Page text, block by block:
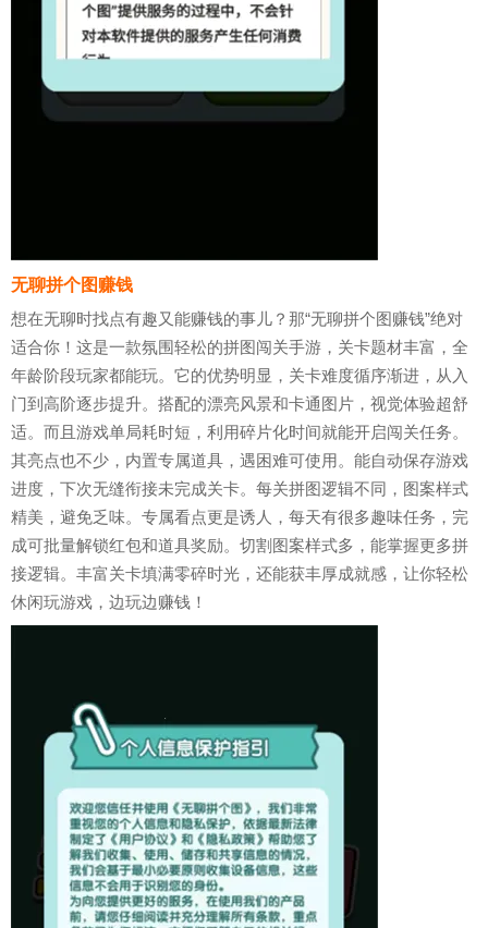
无聊拼个图赚钱
想在无聊时找点有趣又能赚钱的事儿？那“无聊拼个图赚钱”绝对
适合你！这是一款氛围轻松的拼图闯关手游，关卡题材丰富，全
年龄阶段玩家都能玩。它的优势明显，关卡难度循序渐进，从入
门到高阶逐步提升。搭配的漂亮风景和卡通图片，视觉体验超舒
适。而且游戏单局耗时短，利用碎片化时间就能开启闯关任务。
其亮点也不少，内置专属道具，遇困难可使用。能自动保存游戏
进度，下次无缝衔接未完成关卡。每关拼图逻辑不同，图案样式
精美，避免乏味。专属看点更是诱人，每天有很多趣味任务，完
成可批量解锁红包和道具奖励。切割图案样式多，能掌握更多拼
接逻辑。丰富关卡填满零碎时光，还能获丰厚成就感，让你轻松
休闲玩游戏，边玩边赚钱！